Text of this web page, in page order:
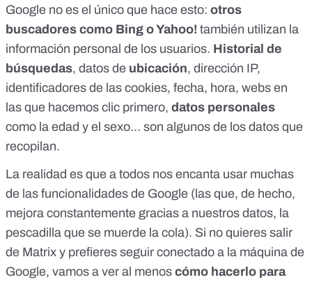
Google no es el único que hace esto: otros
buscadores como Bing o Yahoo! también utilizan la
información personal de los usuarios. Historial de
búsquedas, datos de ubicación, dirección IP,
identificadores de las cookies, fecha, hora, webs en
las que hacemos clic primero, datos personales
como la edad y el sexo… son algunos de los datos que
recopilan.
La realidad es que a todos nos encanta usar muchas
de las funcionalidades de Google (las que, de hecho,
mejora constantemente gracias a nuestros datos, la
pescadilla que se muerde la cola). Si no quieres salir
de Matrix y prefieres seguir conectado a la máquina de
Google, vamos a ver al menos cómo hacerlo para